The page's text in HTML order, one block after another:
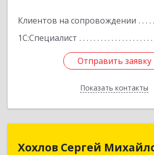
Клиентов на сопровождении
1С:Специалист
Отправить заявку
Показать контакты
Отправить заявку
Назад
Хохлов Сергей
Хохлов Сергей